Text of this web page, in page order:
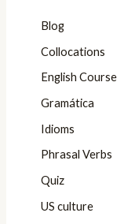
Blog
Collocations
English Course
Gramática
Idioms
Phrasal Verbs
Quiz
US culture